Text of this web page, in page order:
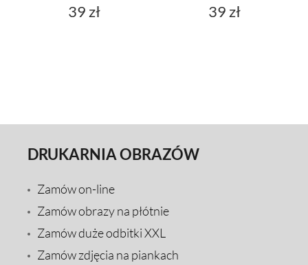
39 zł 39 zł
DRUKARNIA OBRAZÓW
Zamów on-line
Zamów obrazy na płótnie
Zamów duże odbitki XXL
Zamów zdjęcia na piankach